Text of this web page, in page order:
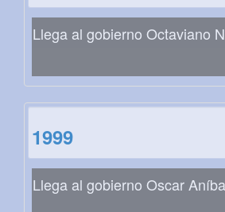
Llega al gobierno Octaviano
1999
Llega al gobierno Oscar